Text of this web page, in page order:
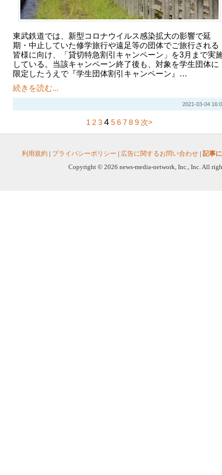
東武鉄道では、新型コロナウイルス感染拡大の影響で延
期・中止していた修学旅行や遠足等の団体でご旅行される
皆様に向け、「貸切特急割引キャンペーン」を3月まで実
している。当該キャンペーン終了後も、対象を学生団体に
限定したうえで『学生団体割引キャンペーン』…
続きを読む...
2021-03-04
1 2 3 4 5 6 7 8 9 次>
利用規約 | プライバシーポリシー | 広告に関するお問い合わせ | 記事
Copyright © 2026 news-media-network, Inc., Inc. All